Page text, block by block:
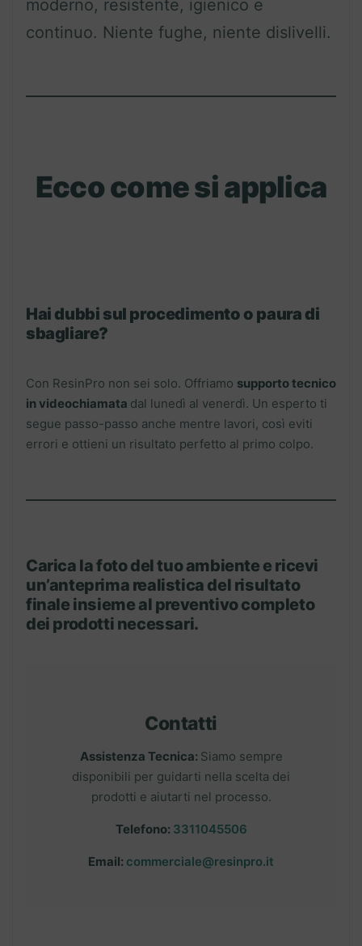
moderno, resistente, igienico e
continuo. Niente fughe, niente dislivelli.
Ecco come si applica
Hai dubbi sul procedimento o paura di
sbagliare?
Con ResinPro non sei solo. Offriamo supporto tecnico
in videochiamata dal lunedì al venerdì. Un esperto ti
segue passo-passo anche mentre lavori, così eviti
errori e ottieni un risultato perfetto al primo colpo.
Carica la foto del tuo ambiente e ricevi
un’anteprima realistica del risultato
finale insieme al preventivo completo
dei prodotti necessari.
Contatti
Assistenza Tecnica: Siamo sempre
disponibili per guidarti nella scelta dei
prodotti e aiutarti nel processo.
Telefono: 3311045506
Email: commerciale@resinpro.it